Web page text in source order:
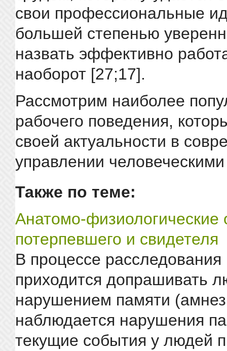
свои профессиональные
большей степенью
назвать эффективно
наоборот [27;17].
Рассмотрим наиболее
рабочего поведения,
своей актуальности в
управлении
Также по теме:
Анатомо-физиологические
потерпевшего и свидетеля
В процессе расследования
приходится допрашивать
нарушением памяти
наблюдается нарушения
текущие события у людей